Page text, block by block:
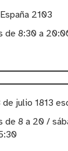
2103
de 8:30 a
julio 1813
de 8 a 20 /